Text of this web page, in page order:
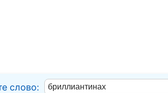
слово: